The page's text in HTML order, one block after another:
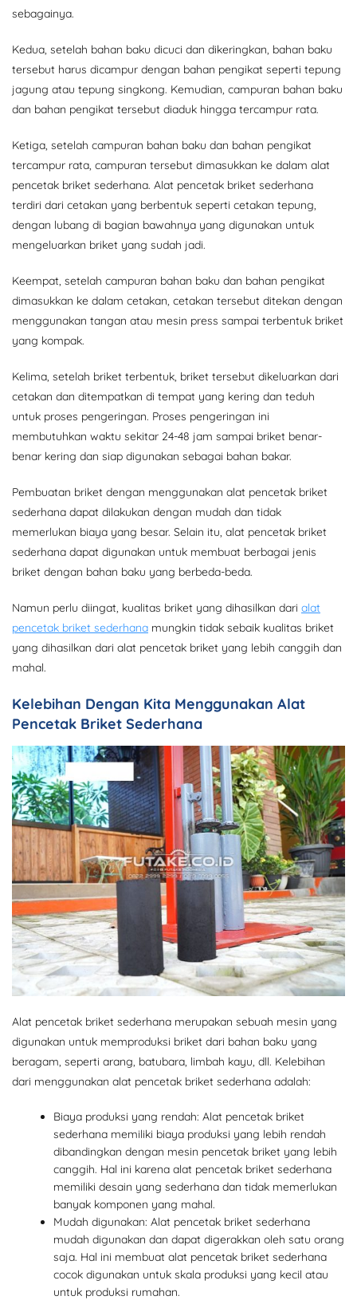
sebagainya.
Kedua, setelah bahan baku dicuci dan dikeringkan, bahan baku
tersebut harus dicampur dengan bahan pengikat seperti tepung
jagung atau tepung singkong. Kemudian, campuran bahan baku
dan bahan pengikat tersebut diaduk hingga tercampur rata.
Ketiga, setelah campuran bahan baku dan bahan pengikat
tercampur rata, campuran tersebut dimasukkan ke dalam alat
pencetak briket sederhana. Alat pencetak briket sederhana
terdiri dari cetakan yang berbentuk seperti cetakan tepung,
dengan lubang di bagian bawahnya yang digunakan untuk
mengeluarkan briket yang sudah jadi.
Keempat, setelah campuran bahan baku dan bahan pengikat
dimasukkan ke dalam cetakan, cetakan tersebut ditekan dengan
menggunakan tangan atau mesin press sampai terbentuk briket
yang kompak.
Kelima, setelah briket terbentuk, briket tersebut dikeluarkan dari
cetakan dan ditempatkan di tempat yang kering dan teduh
untuk proses pengeringan. Proses pengeringan ini
membutuhkan waktu sekitar 24-48 jam sampai briket benar-
benar kering dan siap digunakan sebagai bahan bakar.
Pembuatan briket dengan menggunakan alat pencetak briket
sederhana dapat dilakukan dengan mudah dan tidak
memerlukan biaya yang besar. Selain itu, alat pencetak briket
sederhana dapat digunakan untuk membuat berbagai jenis
briket dengan bahan baku yang berbeda-beda.
Namun perlu diingat, kualitas briket yang dihasilkan dari alat
pencetak briket sederhana mungkin tidak sebaik kualitas briket
yang dihasilkan dari alat pencetak briket yang lebih canggih dan
mahal.
Kelebihan Dengan Kita Menggunakan Alat
Pencetak Briket Sederhana
Alat pencetak briket sederhana merupakan sebuah mesin yang
digunakan untuk memproduksi briket dari bahan baku yang
beragam, seperti arang, batubara, limbah kayu, dll. Kelebihan
dari menggunakan alat pencetak briket sederhana adalah:
Biaya produksi yang rendah: Alat pencetak briket
sederhana memiliki biaya produksi yang lebih rendah
dibandingkan dengan mesin pencetak briket yang lebih
canggih. Hal ini karena alat pencetak briket sederhana
memiliki desain yang sederhana dan tidak memerlukan
banyak komponen yang mahal.
Mudah digunakan: Alat pencetak briket sederhana
mudah digunakan dan dapat digerakkan oleh satu orang
saja. Hal ini membuat alat pencetak briket sederhana
cocok digunakan untuk skala produksi yang kecil atau
untuk produksi rumahan.